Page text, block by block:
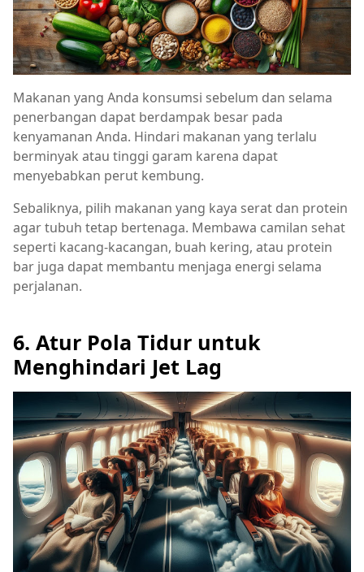
Makanan yang Anda konsumsi sebelum dan selama
penerbangan dapat berdampak besar pada
kenyamanan Anda. Hindari makanan yang terlalu
berminyak atau tinggi garam karena dapat
menyebabkan perut kembung.
Sebaliknya, pilih makanan yang kaya serat dan protein
agar tubuh tetap bertenaga. Membawa camilan sehat
seperti kacang-kacangan, buah kering, atau protein
bar juga dapat membantu menjaga energi selama
perjalanan.
6. Atur Pola Tidur untuk
Menghindari Jet Lag